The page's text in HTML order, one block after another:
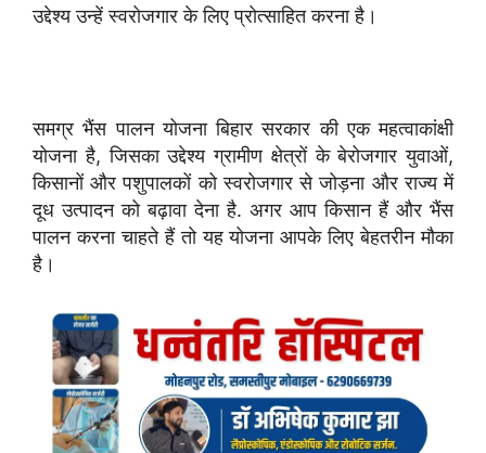
उद्देश्य उन्हें स्वरोजगार के लिए प्रोत्साहित करना है।
समग्र भैंस पालन योजना बिहार सरकार की एक महत्वाकांक्षी
योजना है, जिसका उद्देश्य ग्रामीण क्षेत्रों के बेरोजगार युवाओं,
किसानों और पशुपालकों को स्वरोजगार से जोड़ना और राज्य में
दूध उत्पादन को बढ़ावा देना है. अगर आप किसान हैं और भैंस
पालन करना चाहते हैं तो यह योजना आपके लिए बेहतरीन मौका
है।